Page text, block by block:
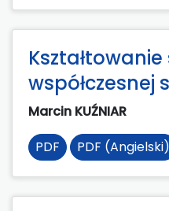
Marcin KUŹNIAR
PDF
PDF (Angielski)